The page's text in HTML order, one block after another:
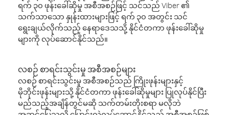
ရက် ၃၀ ဖုန်းခေါ်ဆိုမှု အစီအစဉ်ဖြင့် သင်သည် Viber ၏
သက်သာသော နှုန်းထားများဖြင့် ရက် ၃၀ အတွင်း သင်
ရွေးချယ်လိုက်သည့် နေရာဒေသသို့ နိုင်ငံတကာ ဖုန်းခေါ်ဆိုမှု
များကို လုပ်ဆောင်နိုင်သည်။
လစဉ် စာရင်းသွင်းမှု အစီအစဉ်များ
လစဉ် စာရင်းသွင်းမှု အစီအစဉ်သည် ကြိုးဖုန်းများနှင့်
မိုဘိုင်းဖုန်းများသို့ နိုင်ငံတကာ ဖုန်းခေါ်ဆိုမှုများ ပြုလုပ်နိုင်ပြီး
မည်သည့်အချိန်တွင်မဆို သက်တမ်းတိုးစရာ မလိုဘဲ